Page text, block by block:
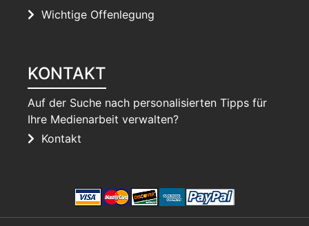
Wichtige Offenlegung
KONTAKT
Auf der Suche nach personalisierten Tipps für
Ihre Medienarbeit verwalten?
Kontakt